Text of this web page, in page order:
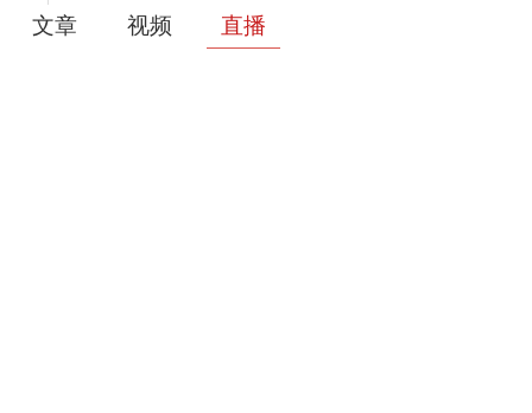
文章 视频 直播